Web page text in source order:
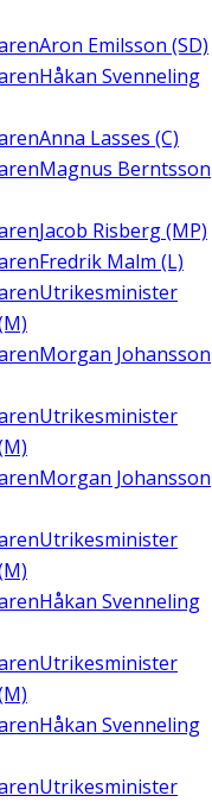
Aron Emilsson (SD)
Håkan Svenneling
Anna Lasses (C)
Magnus Berntsson
Jacob Risberg (MP)
Fredrik Malm (L)
Utrikesminister
Morgan Johansson
Utrikesminister
Morgan Johansson
Utrikesminister
Håkan Svenneling
Utrikesminister
Håkan Svenneling
Utrikesminister